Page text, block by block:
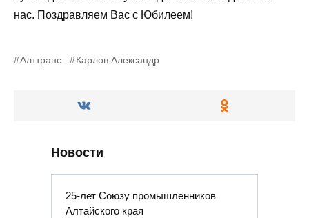
нас. Поздравляем Вас с Юбилеем!
Алттранс Карлов Александр
Новости
25-лет Союзу промышленников
Алтайского края